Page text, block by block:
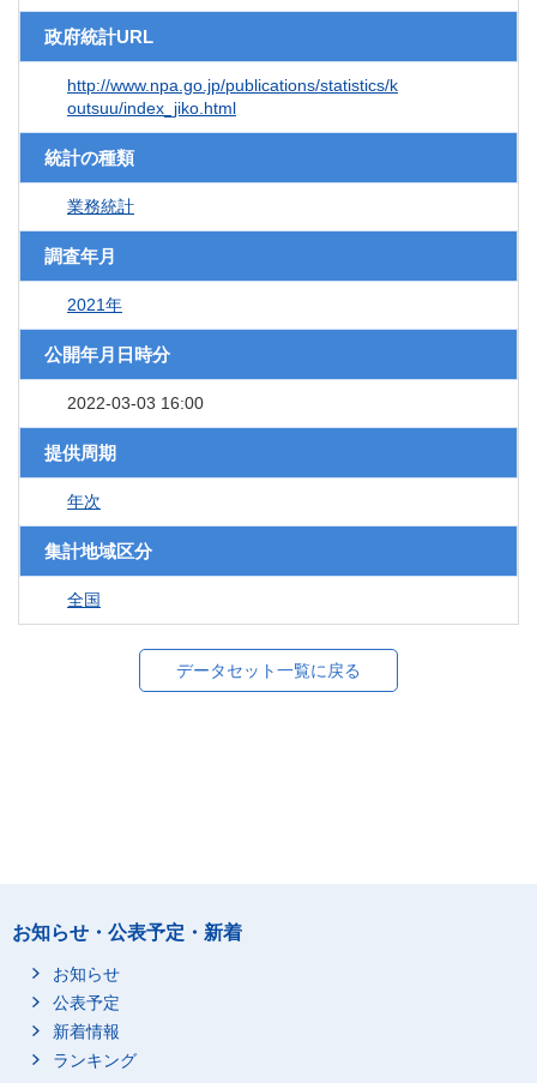
政府統計URL
http://www.npa.go.jp/publications/statistics/k
outsuu/index_jiko.html
統計の種類
業務統計
調査年月
2021年
公開年月日時分
2022-03-03 16:00
提供周期
年次
集計地域区分
全国
データセット一覧に戻る
お知らせ・公表予定・新着
お知らせ
公表予定
新着情報
ランキング